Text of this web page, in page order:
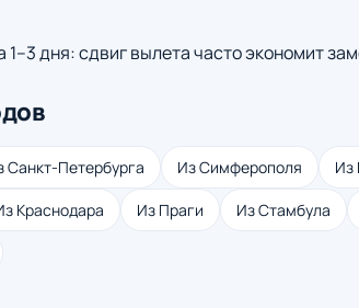
1–3 дня: сдвиг вылета часто экономит
Санкт-Петербурга Из Симферополя Из
Краснодара Из Праги Из Стамбула